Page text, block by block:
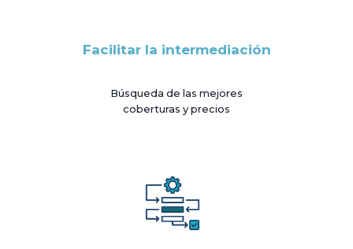
Facilitar la intermediación
Búsqueda de las mejores
coberturas y precios